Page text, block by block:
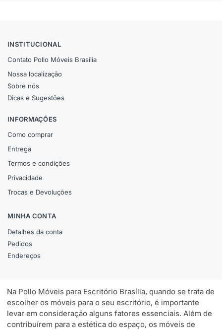
INSTITUCIONAL
Contato Pollo Móveis Brasília
Nossa localização
Sobre nós
Dicas e Sugestões
INFORMAÇÕES
Como comprar
Entrega
Termos e condições
Privacidade
Trocas e Devoluções
MINHA CONTA
Detalhes da conta
Pedidos
Endereços
Na Pollo Móveis para Escritório Brasília, quando se trata de
escolher os móveis para o seu escritório, é importante
levar em consideração alguns fatores essenciais. Além de
contribuírem para a estética do espaço, os móveis de